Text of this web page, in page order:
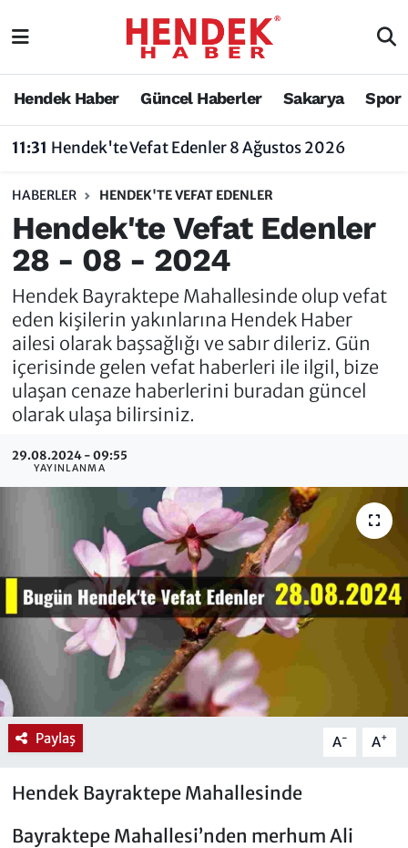
Hendek Haber Güncel Haberler Sakarya Spor
11:31 Hendek'te Vefat Edenler 8 Ağustos 2026
HABERLER HENDEK'TE VEFAT EDENLER
Hendek'te Vefat Edenler
28 - 08 - 2024
Hendek Bayraktepe Mahallesinde olup vefat
eden kişilerin yakınlarına Hendek Haber
ailesi olarak başsağlığı ve sabır dileriz. Gün
içerisinde gelen vefat haberleri ile ilgil, bize
ulaşan cenaze haberlerini buradan güncel
olarak ulaşa bilirsiniz.
29.08.2024 - 09:55
YAYINLANMA
Paylaş A- A+
Hendek Bayraktepe Mahallesinde
Bayraktepe Mahallesi’nden merhum Ali
Hendek Haber
Nöbetçi Eczaneler
Vefat Edenler
Hendek Haber
Hakkında
Hendek Haber Reklam Servisi
Künye
İletişim
Sakarya Nöbetçi Eczaneler
Sakarya Trafik Yoğunluk Haritası
Tüm Manşetler
Son Dakika Haberleri
Haber Arşivi